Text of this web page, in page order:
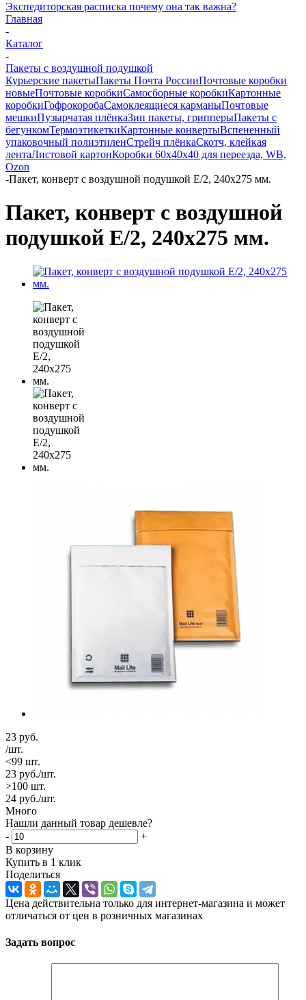
Экспедиторская расписка почему она так важна?
Главная
-
Каталог
-
Пакеты с воздушной подушкой
Курьерские пакетыПакеты Почта РоссииПочтовые коробки
новыеПочтовые коробкиСамосборные коробкиКартонные
коробкиГофрокоробаСамоклеящиеся карманыПочтовые
мешкиПузырчатая плёнкаЗип пакеты, грипперыПакеты с
бегункомТермоэтикеткиКартонные конвертыВспененный
упаковочный полиэтиленСтрейч плёнкаСкотч, клейкая
лентаЛистовой картонКоробки 60х40х40 для переезда, WB,
Ozon
-Пакет, конверт с воздушной подушкой E/2, 240х275 мм.
Пакет, конверт с воздушной
подушкой E/2, 240х275 мм.
23 руб.
/шт.
<99 шт.
23 руб./шт.
>100 шт.
24 руб./шт.
Много
Нашли данный товар дешевле?
-
+
В корзину
Купить в 1 клик
Поделиться
Цена действительна только для интернет-магазина и может
отличаться от цен в розничных магазинах
Задать вопрос